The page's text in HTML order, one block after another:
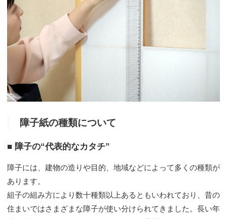
障子紙の種類について
■ 障子の“代表的なカタチ”
障子には、建物の造りや目的、地域などによって多くの種類が
あります。
組子の組み方により数十種類以上あるともいわれており、昔の
住まいではさまざまな障子が使い分けられてきました。長い年